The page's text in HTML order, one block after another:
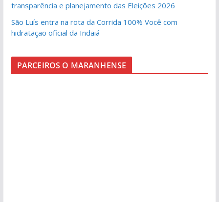
transparência e planejamento das Eleições 2026
São Luís entra na rota da Corrida 100% Você com
hidratação oficial da Indaiá
PARCEIROS O MARANHENSE